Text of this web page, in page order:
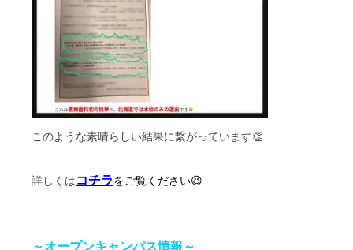
このような素晴らしい結果に繋がっています👏
詳しくはコチラをご覧ください😆
～オープンキャンパス情報～